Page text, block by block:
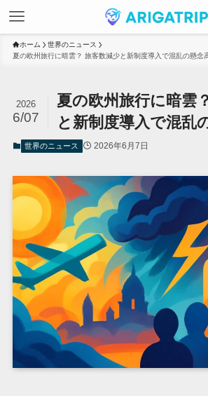
ホーム
世界のニュース
夏の欧州旅行に暗雲？ 旅客数減少と新制度導入で混乱の懸念
夏の欧州旅行に暗雲
と新制度導入で混乱
2026
6/07
世界のニュース 2026年6月7日